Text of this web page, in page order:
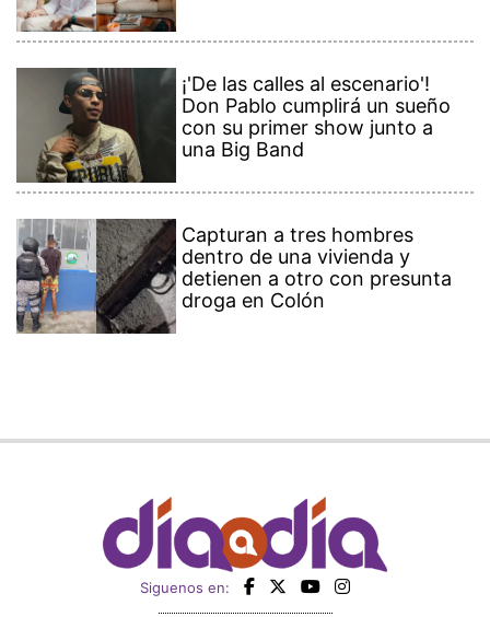
¡'De las calles al escenario'!
Don Pablo cumplirá un sueño
con su primer show junto a
una Big Band
Capturan a tres hombres
dentro de una vivienda y
detienen a otro con presunta
droga en Colón
Siguenos en: